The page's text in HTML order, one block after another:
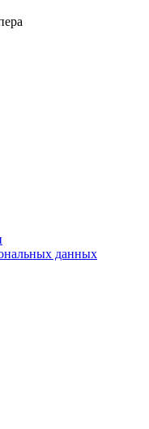
данных